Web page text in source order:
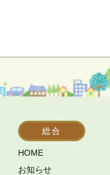
総合
HOME
お知らせ